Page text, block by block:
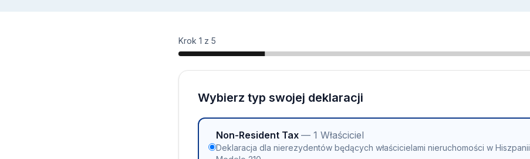
Krok 1 z 5
Wybierz typ swojej deklaracji
Non-Resident Tax — 1 Właściciel
Deklaracja dla nierezydentów będących właścicielami nieruchomości w Hiszpanii,